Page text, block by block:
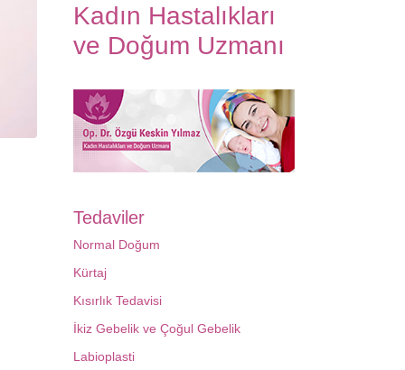
Kadın Hastalıkları
ve Doğum Uzmanı
Tedaviler
Normal Doğum
Kürtaj
Kısırlık Tedavisi
İkiz Gebelik ve Çoğul Gebelik
Labioplasti